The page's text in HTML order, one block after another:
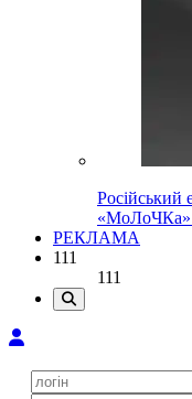
Російський
«МоЛоЧКа»
РЕКЛАМА
111
111